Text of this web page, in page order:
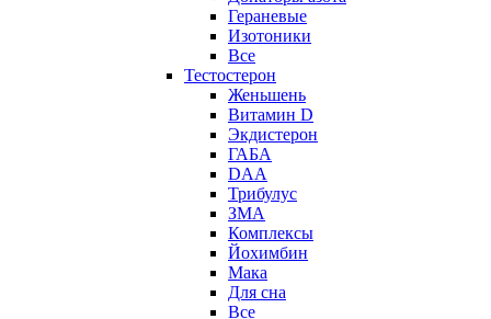
Гераневые
Изотоники
Все
Тестостерон
Женьшень
Витамин D
Экдистерон
ГАБА
DAA
Трибулус
ЗМА
Комплексы
Йохимбин
Мака
Для сна
Все